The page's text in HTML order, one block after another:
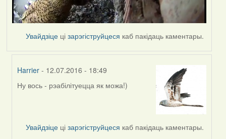
Увайдзіце цізарэгіструйцеся каб пакідаць каментары.
Harrier - 12.07.2016 - 18:49
In
Дарья
Ну вось - рэабілітуецца як можа!)
Увайдзіце цізарэгіструйцеся каб пакідаць каментары.